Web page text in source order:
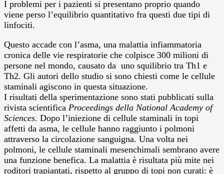
I problemi per i pazienti si presentano proprio quando
viene perso l’equilibrio quantitativo fra questi due tipi di
linfociti.
Questo accade con l’asma, una malattia infiammatoria
cronica delle vie respiratorie che colpisce 300 milioni di
persone nel mondo, causato da uno squilibrio tra Th1 e
Th2. Gli autori dello studio si sono chiesti come le cellule
staminali agiscono in questa situazione.
I risultati della sperimentazione sono stati pubblicati sulla
rivista scientifica Proceedings della National Academy of
Sciences. Dopo l’iniezione di cellule staminali in topi
affetti da asma, le cellule hanno raggiunto i polmoni
attraverso la circolazione sanguigna. Una volta nei
polmoni, le cellule staminali mesenchimali sembrano avere
una funzione benefica. La malattia è risultata più mite nei
roditori trapiantati, rispetto al gruppo di topi non curati: è